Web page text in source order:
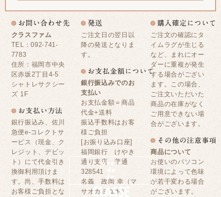
クラスファム
TEL：092-741-
7783
住所：福岡市中央
区赤坂2丁目4-5
シャトレサクシー
ズ 1F
銀行振込み、佐川
急便e-コレクトサ
ービス（現金、ク
レジット、デビッ
ト）にて代金引き
換御利用頂けま
す。尚、手数料は
お客様ご負担とな
ご注文日の翌日以
降の発送となりま
す。
銀行振込みでのお
支払い
お支払金額＝商品
代金+送料
振込手数料はお客
様ご負担
[お振り込み口座]
福岡銀行 けやき
通り支店 普通
328541
名義 政岡 幸（マ
サオカミユキ）
ご注文の確認にタ
イムラグが生じる
など、まれにオー
ダーに重複が発生
する場合がござい
ます。この場合、
ご注文いただいた
商品の在庫がなく
ご用意できない場
合がございます。
商品について
お使いのパソコン
環境によって色味
が若干変わる場合
がございます。